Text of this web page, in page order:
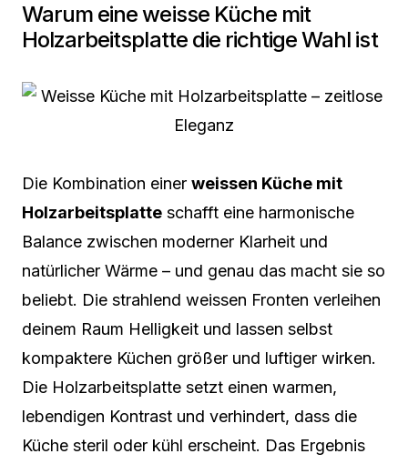
Warum eine weisse Küche mit
Holzarbeitsplatte die richtige Wahl ist
Die Kombination einer weissen Küche mit
Holzarbeitsplatte schafft eine harmonische
Balance zwischen moderner Klarheit und
natürlicher Wärme – und genau das macht sie so
beliebt. Die strahlend weissen Fronten verleihen
deinem Raum Helligkeit und lassen selbst
kompaktere Küchen größer und luftiger wirken.
Die Holzarbeitsplatte setzt einen warmen,
lebendigen Kontrast und verhindert, dass die
Küche steril oder kühl erscheint. Das Ergebnis